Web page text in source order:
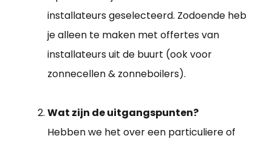
installateurs geselecteerd. Zodoende heb
je alleen te maken met offertes van
installateurs uit de buurt (ook voor
zonnecellen & zonneboilers).
Wat zijn de uitgangspunten?
Hebben we het over een particuliere of